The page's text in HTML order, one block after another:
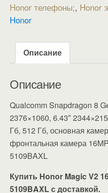
Honor телефоны , Honor
Honor
Описание
Описание
Qualcomm Snapdragon 8
2376×1060, 6.43″
Гб, 512 Гб, основная
фронтальная камера
5109BAXL
Купить Honor Magic V2
5109BAXL с доставкой.